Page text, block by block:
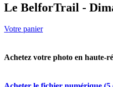
Le BelforTrail -
Votre panier
Achetez votre photo en haute-